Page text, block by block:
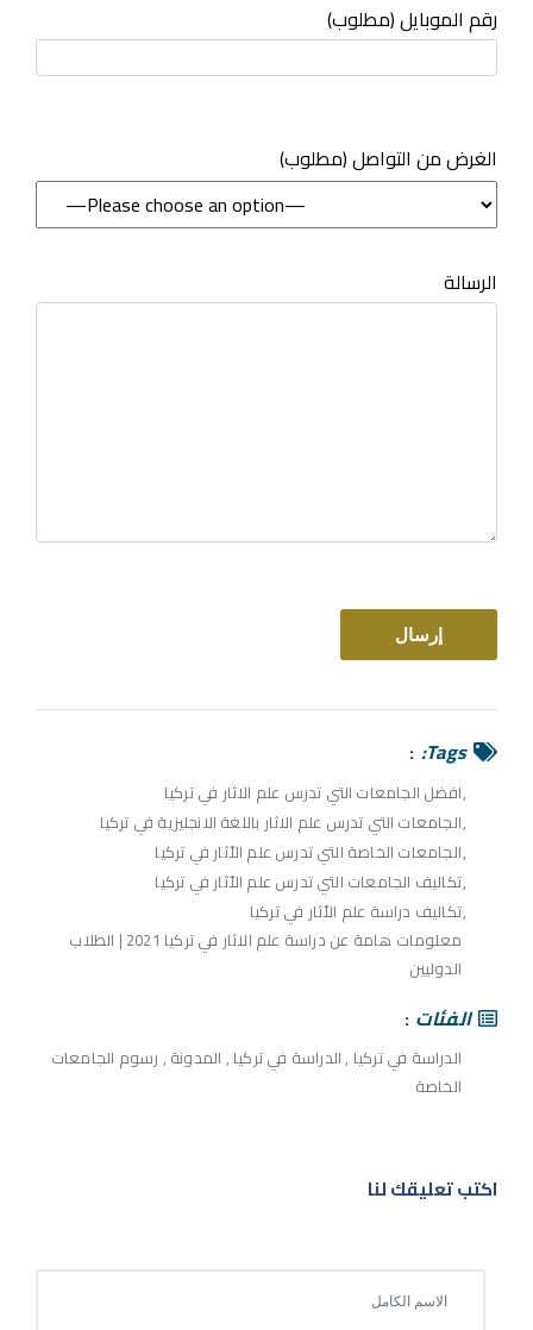
رقم الموبايل (مطلوب)
(مطلوب) الغرض من التواصل
الرسالة
Tags:
افضل الجامعات التي تدرس علم الاثار في تركيا
الجامعات التي تدرس علم الاثار باللغة الانجليزية في تركيا
الجامعات الخاصة التي تدرس علم الاّثار في تركيا
تكاليف الجامعات التي تدرس علم الاّثار في تركيا
تكاليف دراسة علم الاّثار في تركيا
معلومات هامة عن دراسة علم الاثار في تركيا 2021 | الطلاب
الدوليين
الفئات
الدراسة في تركيا ,الدراسة في تركيا , المدونة , رسوم الجامعات
الخاصة
اكتب تعليقك لنا